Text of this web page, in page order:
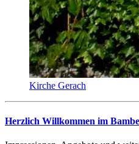
Kirche Gerach
Herzlich Willkommen im